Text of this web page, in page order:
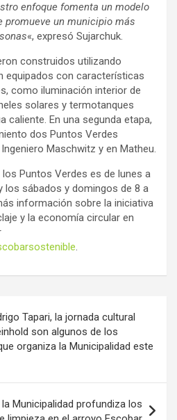
enfoque fomenta un modelo
promueve un municipio más
«, expresó Sujarchuk.
construidos utilizando
equipados con características
como iluminación interior de
solares y termotanques
caliente. En una segunda etapa,
dos Puntos Verdes
Maschwitz y en Matheu.
Puntos Verdes es de lunes a
los sábados y domingos de 8 a
información sobre la iniciativa
y la economía circular en
Tapari, la jornada cultural
son algunos de los
organiza la Municipalidad este
Municipalidad profundiza los